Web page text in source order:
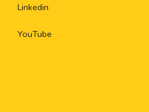
Linkedin
YouTube